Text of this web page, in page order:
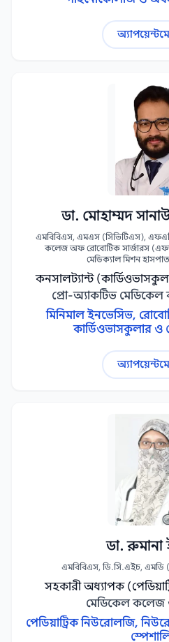
ডা. মোহাম্মদ
এমবিবিএস, এমএস (সিভিটিএস),
কলেজ অফ রোবোটিক সার্জারস
মেডিক্যাল মিশন
কনসালট্যান্ট
প্রো-অ্যাকটিভ
মিনিমাল ইনভেসিভ,
কার্ডিওভাসকুলার ও
ডা.
এমবিবিএস, ডি.সি.এইচ, এমডি
সহকারী অধ্যাপক
মেডিকেল কলেজ
পেডিয়াট্রিক নিউরোলজি,